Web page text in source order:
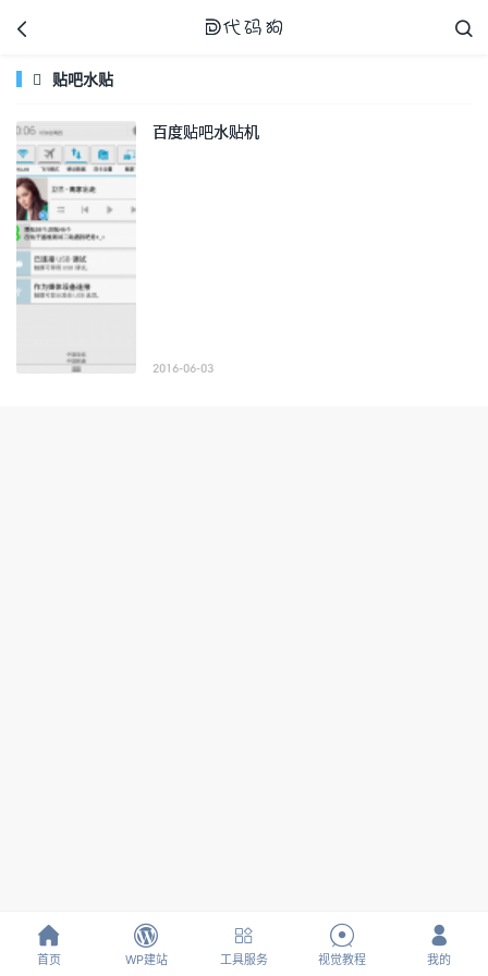

 
 贴吧水贴
百度贴吧水贴机
2016-06-03

首页

WP建站

工具服务

视觉教程

我的